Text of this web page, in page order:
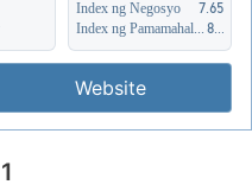
Index ng Negosyo
7.65
8.64
Website
1